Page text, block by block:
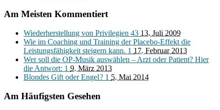
Am Meisten Kommentiert
Wiederherstellung von Privilegien 43 13. Juli 2009
Wie im Coaching und Training der Placebo-Effekt die
Leistungsfähigkeit steigern kann. 1 17. Februar 2013
Wer soll die OP-Musik auswählen – Arzt oder Patient? Hier
die Antwort: 1 9. März 2013
Blondes Gift oder Engel ? 1 5. Mai 2014
Am Häufigsten Gesehen